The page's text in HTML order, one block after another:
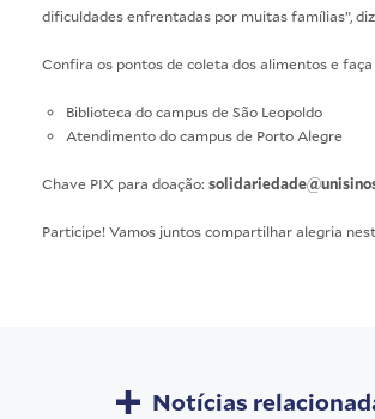
dificuldades enfrentadas por muitas famílias”,
Confira os pontos de coleta dos alimentos e
Biblioteca do campus de São Leopoldo
Atendimento do campus de Porto Alegre
Chave PIX para doação:
Participe! Vamos juntos compartilhar alegria
Notícias